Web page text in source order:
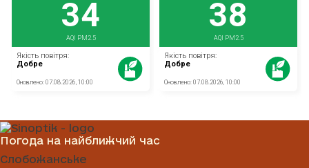
Погода на найближчий час
Слобожанське